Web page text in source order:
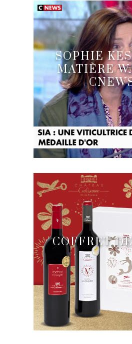
SOPHIE
MATIÈRE
COFFRET